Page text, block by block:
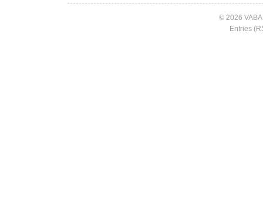
© 2026
Entries